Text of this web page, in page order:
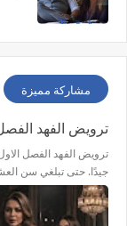
مشاركة مميزة
ترويض الفهد
ترويض الفهد الفصل
جيدًا. حتى تبلغي سن